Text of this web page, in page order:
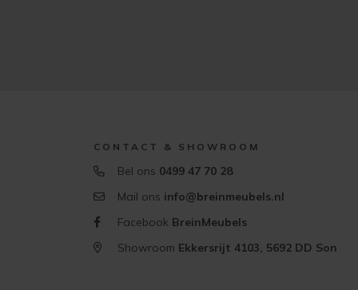
CONTACT & SHOWROOM
Bel ons 0499 47 70 28
Mail ons info@breinmeubels.nl
Facebook BreinMeubels
Showroom Ekkersrijt 4103, 5692 DD Son